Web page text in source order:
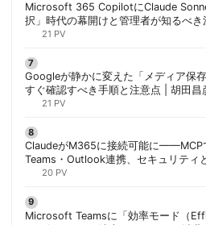
Microsoft 365 CopilotにClaude
択」時代の幕開けと管理者が知るべ
21 PV
Googleが静かに変えた「メディア保
すぐ確認すべき手順と注意点 | 胡田昌
21 PV
ClaudeがM365に接続可能に——MCP
Teams・Outlook連携、セキュリティ
胡田昌彦
20 PV
Microsoft Teamsに「効率モード（